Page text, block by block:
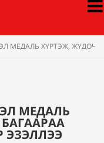
МЕДАЛЬ ХҮРТЭЖ,
МЕДАЛЬ
ЭЗЭЛЛЭЭ